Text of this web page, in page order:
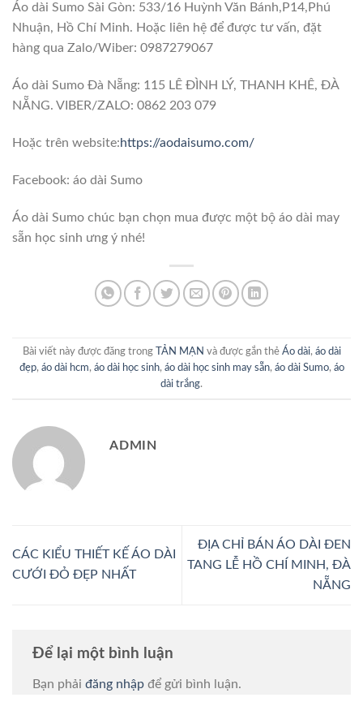
Áo dài Sumo Sài Gòn: 533/16 Huỳnh Văn Bánh,P14,Phú
Nhuận, Hồ Chí Minh. Hoặc liên hệ để được tư vấn, đặt
hàng qua Zalo/Wiber: 0987279067
Áo dài Sumo Đà Nẵng: 115 LÊ ĐÌNH LÝ, THANH KHÊ, ĐÀ
NẴNG. VIBER/ZALO: 0862 203 079
Hoặc trên website:https://aodaisumo.com/
Facebook: áo dài Sumo
Áo dài Sumo chúc bạn chọn mua được một bộ áo dài may
sẵn học sinh ưng ý nhé!
Bài viết này được đăng trong TẢN MẠN và được gắn thẻ Áo dài, áo dài
đẹp, áo dài hcm, áo dài học sinh, áo dài học sinh may sẵn, áo dài Sumo, áo
dài trắng.
ADMIN
CÁC KIỂU THIẾT KẾ ÁO DÀI
CƯỚI ĐỎ ĐẸP NHẤT
ĐỊA CHỈ BÁN ÁO DÀI ĐEN
TANG LỄ HỒ CHÍ MINH, ĐÀ
NẴNG
Để lại một bình luận
Bạn phải đăng nhập để gửi bình luận.